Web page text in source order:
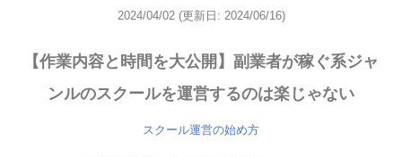
2024/04/02 (更新日: 2024/06/16)
【作業内容と時間を大公開】副業者が稼ぐ系ジャ
ンルのスクールを運営するのは楽じゃない
スクール運営の始め方